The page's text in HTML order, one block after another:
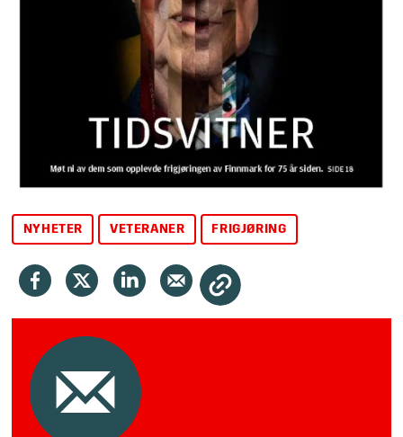
NYHETER VETERANER FRIGJØRING